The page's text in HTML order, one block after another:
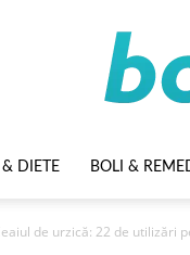
& DIETE BOLI &
de urzică: 22 de utilizări